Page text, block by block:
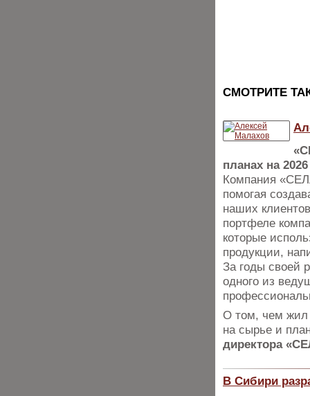
CМОТРИТЕ
планах на
Компания
помогая
наших
портфеле
которые
продукции,
За годы своей
одного из
О том, чем жил
на сырье и
директора
В Сибири